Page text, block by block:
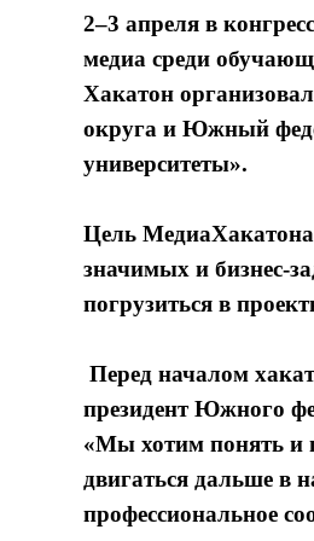
2–3 апреля в
медиа среди
Хакатон
округа и Южный
университеты».
Цель
значимых и бизнес-
погрузиться в
Перед началом
президент Южного
«Мы хотим понять и
двигаться дальше в
профессиональное